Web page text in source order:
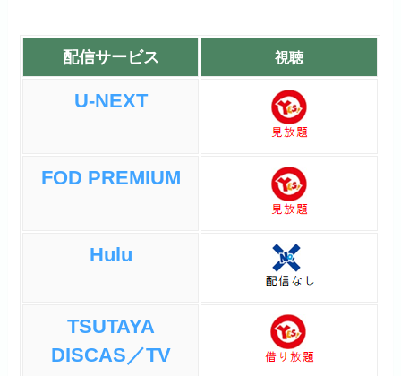
配信サービス 視聴
U-NEXT
FOD PREMIUM
Hulu
TSUTAYA
DISCAS／TV